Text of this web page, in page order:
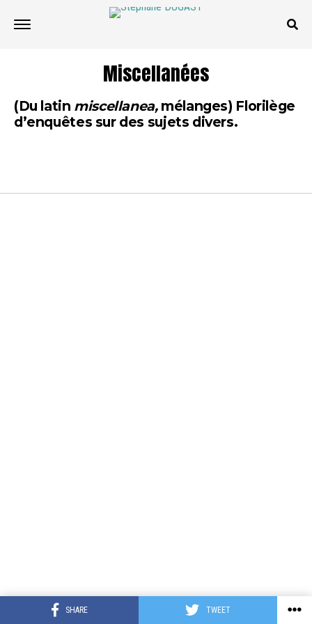
Miscellanées
SHARE TWEET
(Du latin miscellanea, mélanges) Florilège
d’enquêtes sur des sujets divers.